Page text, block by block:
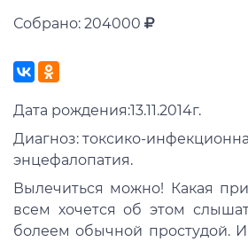
Собрано: 204000
Дата рождения:13.11.2014г.
Диагноз: токсико-
энцефалопатия.
Вылечиться можно! Какая
всем хочется об этом
болеем обычной простудой.